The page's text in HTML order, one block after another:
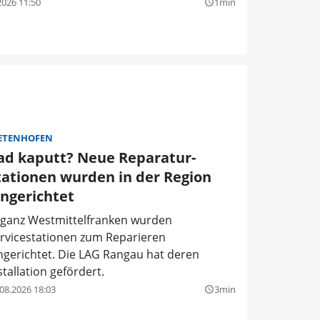
query_builder
kaputt? Neue Reparatur-
wurden in der Region
Westmittelfranken wurden
zum Reparieren
Die LAG Rangau hat deren
gefördert.
18:03 query_builder3min